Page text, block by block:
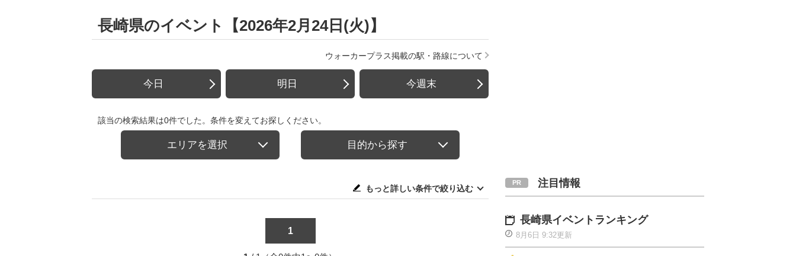
長崎県のイベント【2026年2月24日(火)】
ウォーカープラス掲載の駅・路線について
今日 明日 今週末
該当の検索結果は0件でした。条件を変えてお探しください。
エリアを選択 目的から探す
もっと詳しい条件で絞り込む
1
注目情報
長崎県イベントランキング
8月6日 9:32更新